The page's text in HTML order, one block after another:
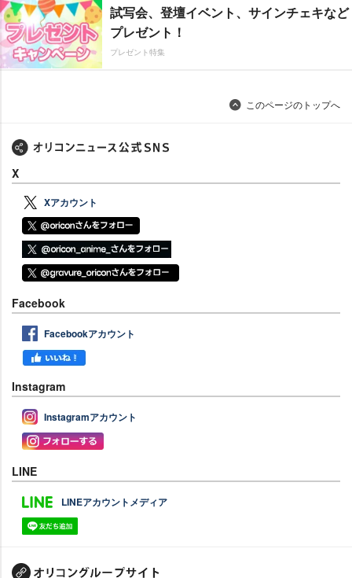
試写会、登壇イベント、サインチェキなど
プレゼント！
プレゼント特集
このページのトップへ
X
Xアカウント
Facebook
Facebookアカウント
Instagram
Instagramアカウント
LINE
LINEアカウントメディア